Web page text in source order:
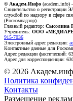
© Академ.Инфо (academ.info)
Свидетельство о регистрации
службой по надзору в сфере
(Роскомнадзор).
Главный редактор: Сысолина
Учредитель: ООО
915-7036
Электронный адрес редакции:
Контактные данные для
Адрес редакции фактический:
Адрес для корреспонденции:
© 2026
Политика
Контакты
Размещение